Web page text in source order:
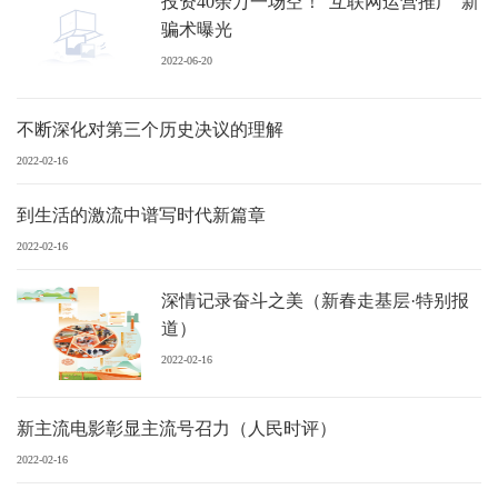
骗术曝光
2022-06-20
不断深化对第三个历史决议的理解
2022-02-16
到生活的激流中谱写时代新篇章
2022-02-16
深情记录奋斗之美（新春走基层·特别报
道）
2022-02-16
新主流电影彰显主流号召力（人民时评）
2022-02-16